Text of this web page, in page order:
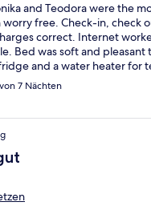
and Teodora were the
worry free. Check-in, check
correct. Internet
Bed was soft and pleasant
and a water heater for
to perfection. Breakfast was
priced. Slight problems -
but you'll need a car to
Restaurants-the one facing
OK food. Blue Laguna, not
that goes into town at 8
and returns at 6 PM,
cord with you. there was
7 Nächten